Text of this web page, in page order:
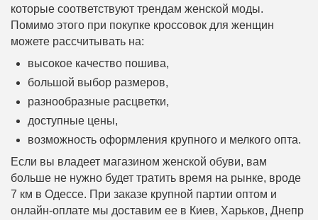
которые соответствуют трендам женской моды.
Помимо этого при покупке кроссовок для женщин
можете рассчитывать на:
высокое качество пошива,
большой выбор размеров,
разнообразные расцветки,
доступные цены,
возможность оформления крупного и мелкого опта.
Если вы владеет магазином женской обуви, вам
больше не нужно будет тратить время на рынке, вроде
7 км в Одессе. При заказе крупной партии оптом и
онлайн-оплате мы доставим ее в Киев, Харьков, Днепр